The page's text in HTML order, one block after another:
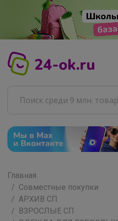
Главная
Совместные покупки
АРХИВ СП
ВЗРОСЛЫЕ СП